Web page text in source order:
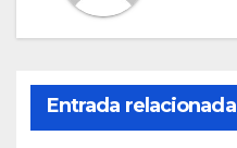
Entrada relacionada